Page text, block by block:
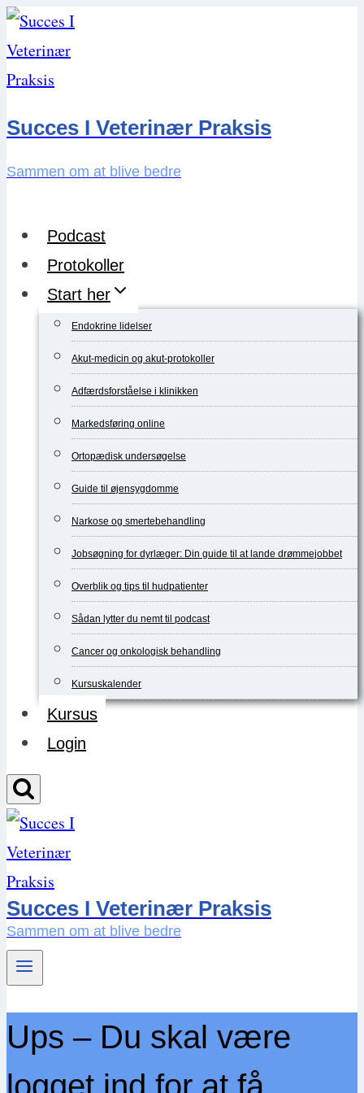
Skip
to
content
Succes I Veterinær Praksis
Sammen om at blive bedre
Podcast
Protokoller
Start her
Endokrine lidelser
Akut-medicin og akut-protokoller
Adfærdsforståelse i klinikken
Markedsføring online
Ortopædisk undersøgelse
Guide til øjensygdomme
Narkose og smertebehandling
Jobsøgning for dyrlæger: Din guide til at lande drømmejobbet
Overblik og tips til hudpatienter
Sådan lytter du nemt til podcast
Cancer og onkologisk behandling
Kursuskalender
Kursus
Login
Succes I Veterinær Praksis
Sammen om at blive bedre
Ups – Du skal være